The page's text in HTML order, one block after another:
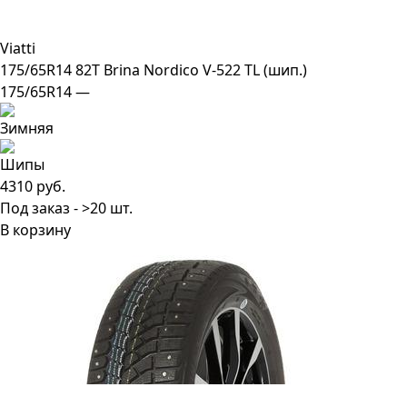
Viatti
175/65R14 82T Brina Nordico V-522 TL (шип.)
175/65R14 —
4310 руб.
Под заказ - >20 шт.
В корзину